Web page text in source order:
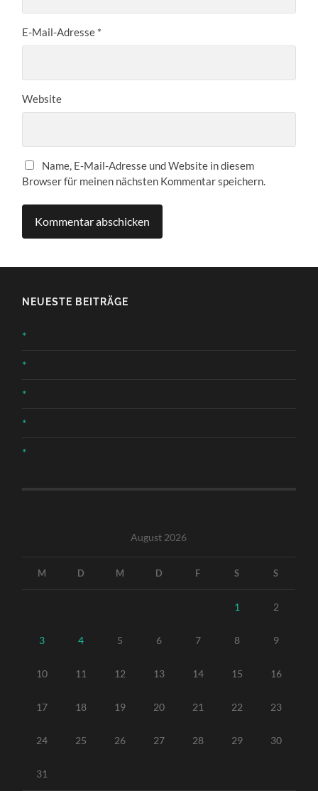
E-Mail-Adresse *
Website
Name, E-Mail-Adresse und Website in diesem
Browser für meinen nächsten Kommentar speichern.
NEUESTE BEITRÄGE
*
*
*
*
*
August 2026
M D M D F S S
1 2
3 4 5 6 7 8 9
10 11 12 13 14 15 16
17 18 19 20 21 22 23
24 25 26 27 28 29 30
31